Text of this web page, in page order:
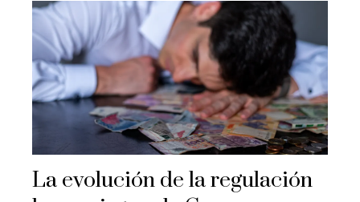
La evolución de la regulación